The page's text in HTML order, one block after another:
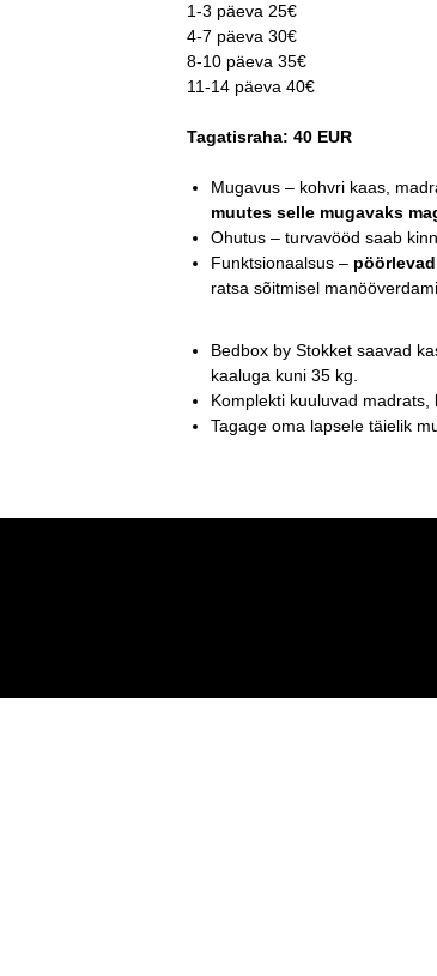
1-3 päeva 25€
4-7 päeva 30€
8-10 päeva 35€
11-14 päeva 40€
Tagatisraha: 40 EUR
Mugavus – kohvri kaas,
muutes selle mugavaks
Ohutus – turvavööd saab
Funktsionaalsus –
ratsa sõitmisel
Bedbox by Stokket saavad
kaaluga kuni 35 kg.
Komplekti kuuluvad
Tagage oma lapsele täielik